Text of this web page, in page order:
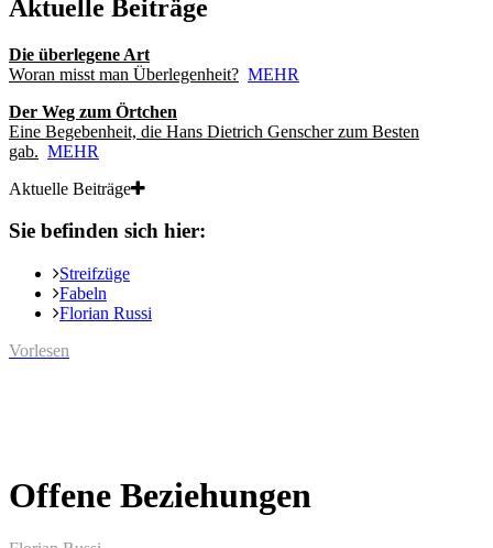
Aktuelle Beiträge
Die überlegene Art
Woran misst man Überlegenheit? MEHR
Der Weg zum Örtchen
Eine Begebenheit, die Hans Dietrich Genscher zum Besten
gab. MEHR
Aktuelle Beiträge
Sie befinden sich hier:
Streifzüge
Fabeln
Florian Russi
Vorlesen
Offene Beziehungen